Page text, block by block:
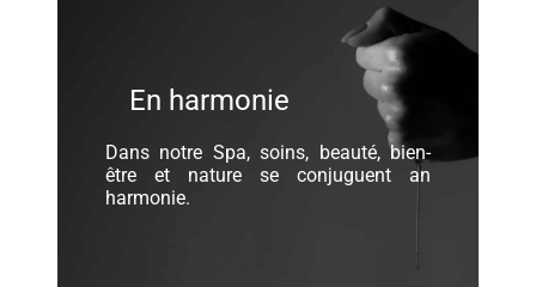
En harmonie
Dans notre Spa, soins, beauté, bien-
être et nature se conjuguent an
harmonie.